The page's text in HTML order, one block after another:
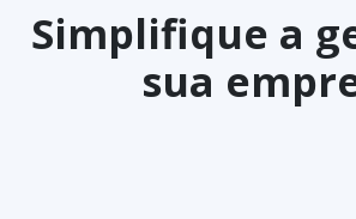
Simplifique a
sua